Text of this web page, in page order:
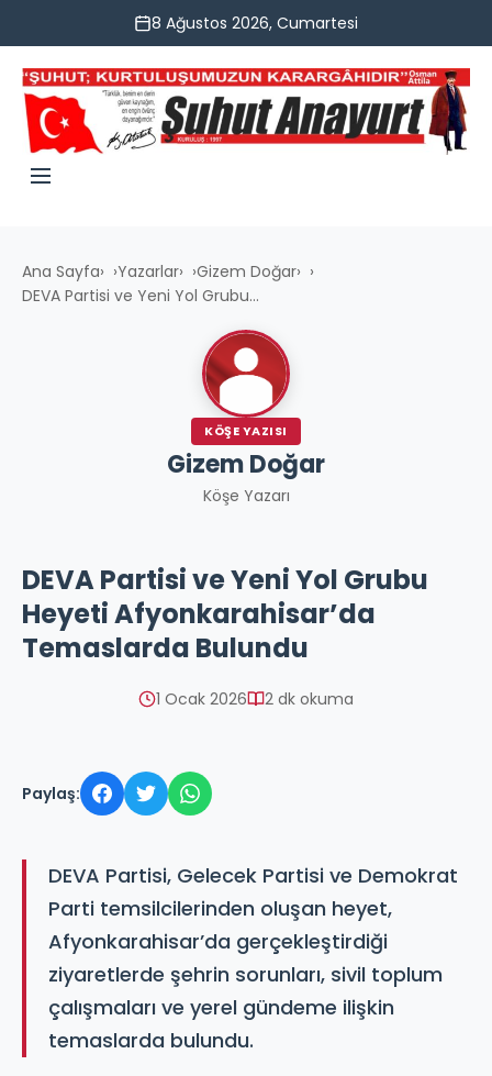
8 Ağustos 2026, Cumartesi
Ana Sayfa› Yazarlar› Gizem Doğar›
DEVA Partisi ve Yeni Yol Grubu...
KÖŞE YAZISI
Gizem Doğar
Köşe Yazarı
DEVA Partisi ve Yeni Yol Grubu
Heyeti Afyonkarahisar’da
Temaslarda Bulundu
1 Ocak 2026 2 dk okuma
Paylaş:
DEVA Partisi, Gelecek Partisi ve Demokrat
Parti temsilcilerinden oluşan heyet,
Afyonkarahisar’da gerçekleştirdiği
ziyaretlerde şehrin sorunları, sivil toplum
çalışmaları ve yerel gündeme ilişkin
temaslarda bulundu.